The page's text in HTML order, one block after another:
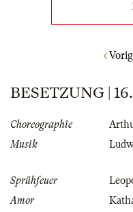
BESETZUNG |
Choreographie
Musik
Sprühfeuer
Amor